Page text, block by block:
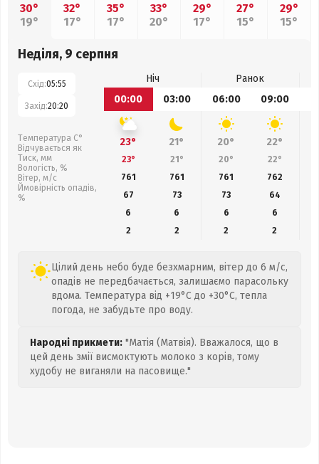
30°
19°
32°
17°
35°
17°
33°
20°
29°
17°
27°
15°
29°
15°
Неділя, 9 серпня
Схід:05:55
Захід:20:20
Температура С°
Відчувається як
Тиск, мм
Вологість, %
Вітер, м/с
Ймовірність опадів,
%
Ніч
Ранок
00:00
03:00 06:00 09:00
23° 21° 20° 22°
23° 21° 20° 22°
761
761 761 762
67
73 73
64
6
6 6
6
2
2 2 2
Цілий день небо буде безхмарним, вітер до 6 м/с,
опадів не передбачається, залишаємо парасольку
вдома. Температура від +19°C до +30°C, тепла
погода, не забудьте про воду.
Народні прикмети: "Матія (Матвія). Вважалося, що в
цей день змії висмоктують молоко з корів, тому
худобу не виганяли на пасовище."